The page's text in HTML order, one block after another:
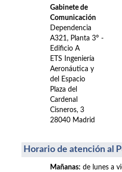
Gabinete de
Comunicación
Dependencia
A321, Planta 3º -
Edificio A
ETS Ingeniería
Aeronáutica y
del Espacio
Plaza del
Cardenal
Cisneros, 3
28040 Madrid
Horario de atención al
Mañanas: de lunes a